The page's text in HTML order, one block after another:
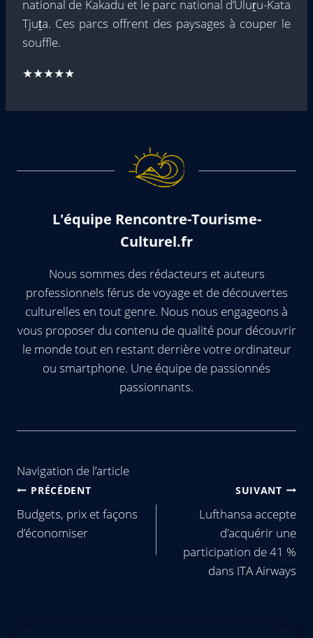
national de Kakadu et le parc national d’Uluṟu-Kata
Tjuṯa. Ces parcs offrent des paysages à couper le
souffle.
★★★★★
L'équipe Rencontre-Tourisme-
Culturel.fr
Nous sommes des rédacteurs et auteurs
professionnels férus de voyage et de découvertes
culturelles en tout genre. Nous nous engageons à
vous proposer du contenu de qualité pour découvrir
le monde tout en restant derrière votre ordinateur
ou smartphone. Une équipe de passionnés
passionnants.
Navigation de l’article
PRÉCÉDENT
Budgets, prix et façons
d’économiser
SUIVANT
Lufthansa accepte
d’acquérir une
participation de 41 %
dans ITA Airways